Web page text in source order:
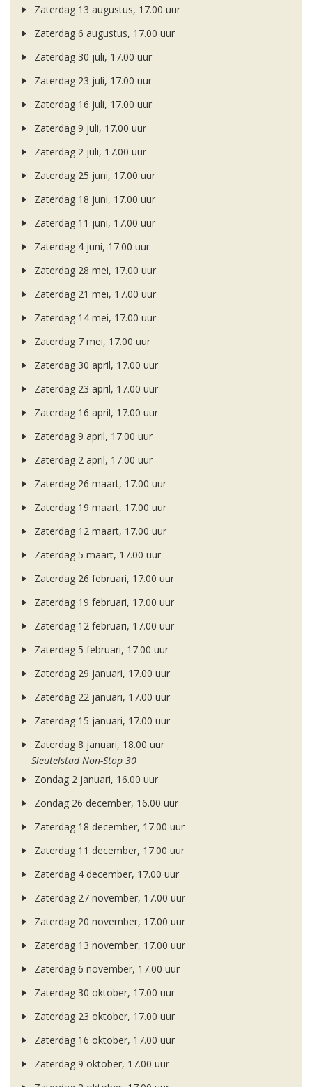
Zaterdag 13 augustus, 17.00 uur
Zaterdag 6 augustus, 17.00 uur
Zaterdag 30 juli, 17.00 uur
Zaterdag 23 juli, 17.00 uur
Zaterdag 16 juli, 17.00 uur
Zaterdag 9 juli, 17.00 uur
Zaterdag 2 juli, 17.00 uur
Zaterdag 25 juni, 17.00 uur
Zaterdag 18 juni, 17.00 uur
Zaterdag 11 juni, 17.00 uur
Zaterdag 4 juni, 17.00 uur
Zaterdag 28 mei, 17.00 uur
Zaterdag 21 mei, 17.00 uur
Zaterdag 14 mei, 17.00 uur
Zaterdag 7 mei, 17.00 uur
Zaterdag 30 april, 17.00 uur
Zaterdag 23 april, 17.00 uur
Zaterdag 16 april, 17.00 uur
Zaterdag 9 april, 17.00 uur
Zaterdag 2 april, 17.00 uur
Zaterdag 26 maart, 17.00 uur
Zaterdag 19 maart, 17.00 uur
Zaterdag 12 maart, 17.00 uur
Zaterdag 5 maart, 17.00 uur
Zaterdag 26 februari, 17.00 uur
Zaterdag 19 februari, 17.00 uur
Zaterdag 12 februari, 17.00 uur
Zaterdag 5 februari, 17.00 uur
Zaterdag 29 januari, 17.00 uur
Zaterdag 22 januari, 17.00 uur
Zaterdag 15 januari, 17.00 uur
Zaterdag 8 januari, 18.00 uur
Sleutelstad Non-Stop 30
Zondag 2 januari, 16.00 uur
Zondag 26 december, 16.00 uur
Zaterdag 18 december, 17.00 uur
Zaterdag 11 december, 17.00 uur
Zaterdag 4 december, 17.00 uur
Zaterdag 27 november, 17.00 uur
Zaterdag 20 november, 17.00 uur
Zaterdag 13 november, 17.00 uur
Zaterdag 6 november, 17.00 uur
Zaterdag 30 oktober, 17.00 uur
Zaterdag 23 oktober, 17.00 uur
Zaterdag 16 oktober, 17.00 uur
Zaterdag 9 oktober, 17.00 uur